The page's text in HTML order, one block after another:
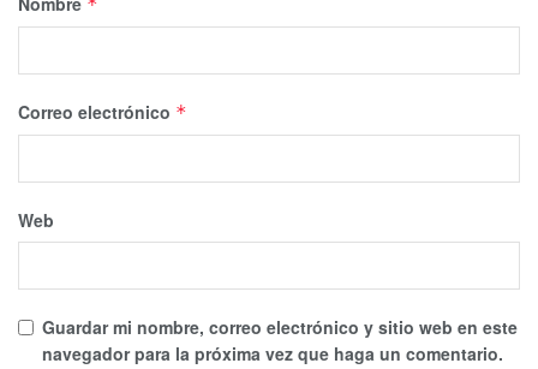
Correo electrónico *
Web
Guardar mi nombre, correo electrónico y sitio web en este
navegador para la próxima vez que haga un comentario.